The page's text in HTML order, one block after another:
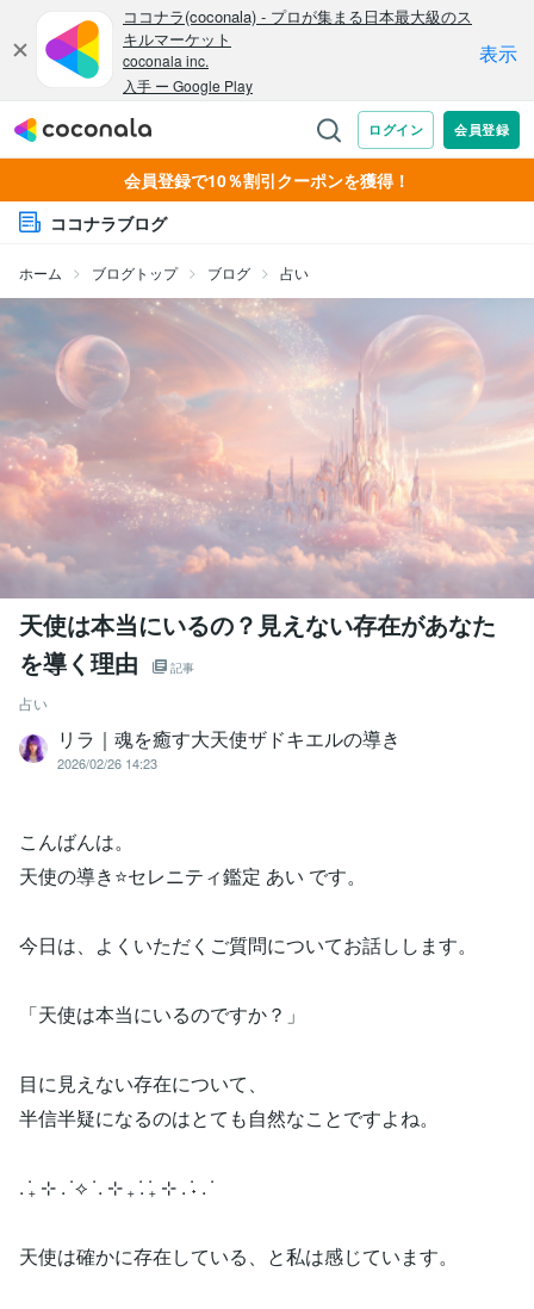
会員登録で10％割引クーポンを獲得！
ココナラブログ
ホーム ブログトップ ブログ 占い
天使は本当にいるの？見えない存在があなた
を導く理由
記事
占い
リラ｜魂を癒す大天使ザドキエルの導き
2026/02/26 14:23
こんばんは。
天使の導き⭐セレニティ鑑定 あい です。
今日は、よくいただくご質問についてお話しします。
「天使は本当にいるのですか？」
目に見えない存在について、
半信半疑になるのはとても自然なことですよね。
. ݁₊ ⊹ . ݁ ⟡ ݁ . ⊹ ₊ ݁. ݁₊ ⊹ . ݁˖ . ݁
天使は確かに存在している、と私は感じています。